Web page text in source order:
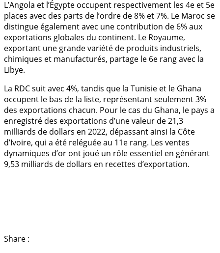
L’Angola et l’Égypte occupent respectivement les 4e et 5e
places avec des parts de l’ordre de 8% et 7%. Le Maroc se
distingue également avec une contribution de 6% aux
exportations globales du continent. Le Royaume,
exportant une grande variété de produits industriels,
chimiques et manufacturés, partage le 6e rang avec la
Libye.
La RDC suit avec 4%, tandis que la Tunisie et le Ghana
occupent le bas de la liste, représentant seulement 3%
des exportations chacun. Pour le cas du Ghana, le pays a
enregistré des exportations d’une valeur de 21,3
milliards de dollars en 2022, dépassant ainsi la Côte
d’Ivoire, qui a été reléguée au 11e rang. Les ventes
dynamiques d’or ont joué un rôle essentiel en générant
9,53 milliards de dollars en recettes d’exportation.
Share :